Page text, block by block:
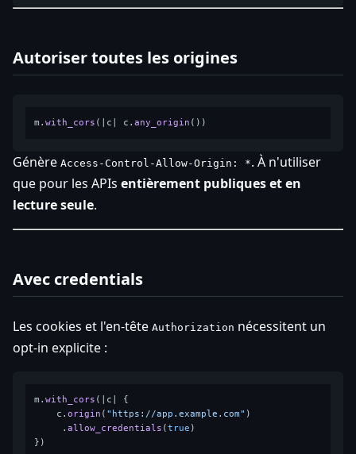
Autoriser toutes les origines
m.with_cors (|c| c.any_origin
Génère Access-Control-Allow-Origin: *. À n'utiliser
que pour les APIs entièrement publiques et en
lecture seule.
Avec credentials
Les cookies et l'en-tête Authorization nécessitent un
opt-in explicite :
m.with_cors (|c| {
    c.
origin ( "https://app.example.com" )
     .
allow_credentials (true )